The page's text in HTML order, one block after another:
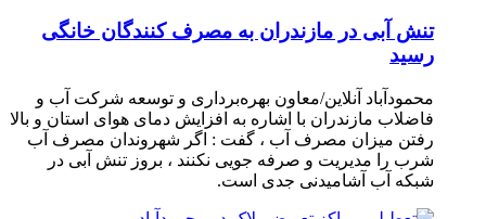
تنش آبی در مازندران به مصرف كنندگان خانگی
رسيد
محمودآباد آنلاین/معاون بهره‌برداری و توسعه شرکت آب و
فاضلاب مازندران با اشاره به افزایش دمای هوای استان و بالا
رفتن میزان مصرف آب ، گفت : اگر شهروندان مصرف آب
شرب را مدیریت و صرفه جویی نکنند ، بروز تنش آبی در
شبکه آب آشامیدنی جدی است.